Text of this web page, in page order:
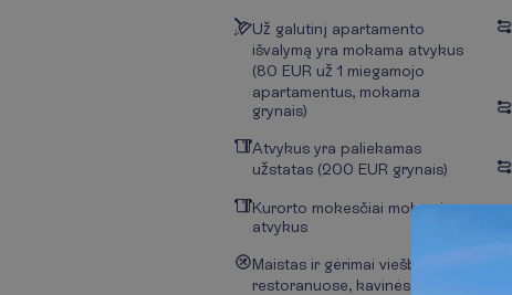
Už galutinį apartamento
išvalymą yra mokama atvykus
(80 EUR už 1 miegamojo
apartamentus, mokama
grynais)
Atvykus yra paliekamas
užstatas (200 EUR grynais)
Kurorto mokesčiai mokami
atvykus
Maistas ir gėrimai viešbučio
restoranuose, kavinėse ir